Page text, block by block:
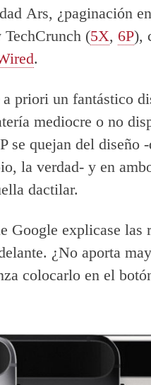
Ars, ¿paginación
TechCrunch (5X, 6P),
.
priori un fantástico
mediocre o no
se quejan del diseño
la verdad- y en
dactilar.
Google explicase las
¿No aporta
colocarlo en el